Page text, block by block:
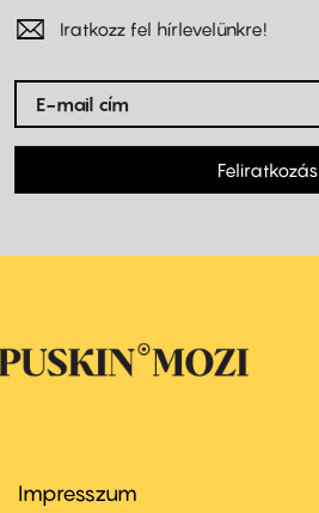
Iratkozz fel hírlevelünkre!
Feliratkozás
Footer
Impresszum